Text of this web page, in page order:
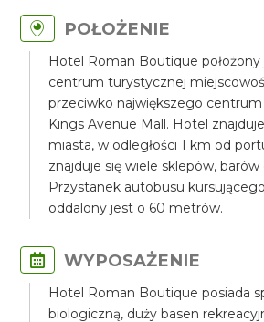
POŁOŻENIE
Hotel Roman Boutique
centrum turystycznej
przeciwko największego
Kings Avenue Mall. Hotel
miasta, w odległości 1 km od
znajduje się wiele sklepów, barów
Przystanek autobusu
oddalony jest o 60 metrów.
WYPOSAŻENIE
Hotel Roman Boutique posiada
biologiczną, duży basen